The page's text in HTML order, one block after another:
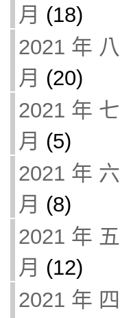
月 (18)
2021 年 八
月 (20)
2021 年 七
月 (5)
2021 年 六
月 (8)
2021 年 五
月 (12)
2021 年 四